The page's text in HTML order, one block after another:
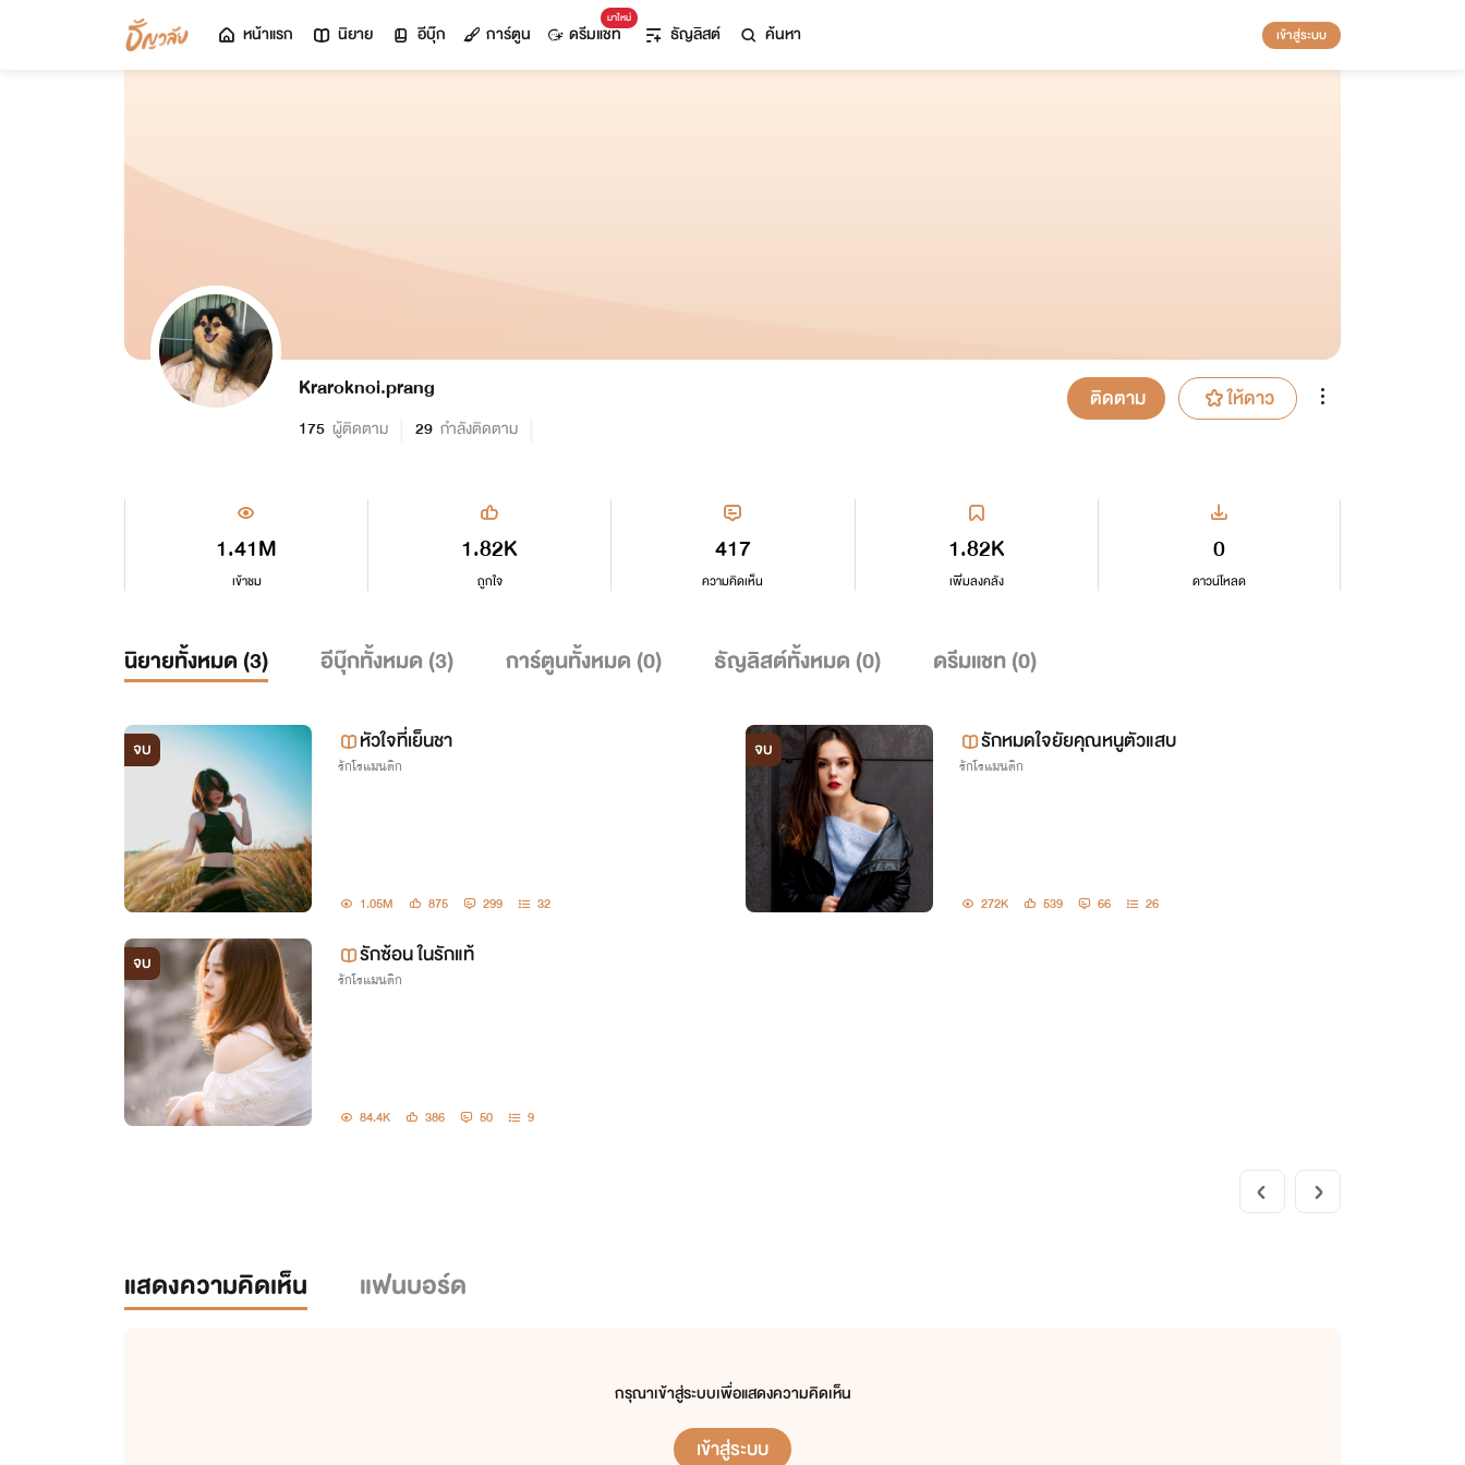
หน้าแรก นิยาย อีบุ๊ก การ์ตูน
มาใหม่
ดรีมแชท ธัญลิสต์ ค้นหา เข้าสู่ระบบ
Kraroknoi.prang
175 ผู้ติดตาม 29 กำลังติดตาม
ติดตาม ให้ดาว
1.41M
เข้าชม
1.82K
เพิ่มลงคลัง
1.82K
ถูกใจ
0
ดาวน์โหลด
417
ความคิดเห็น
นิยายทั้งหมด (3) อีบุ๊กทั้งหมด (3) การ์ตูนทั้งหมด (0) ธัญลิสต์ทั้งหมด (0) ดรีมแชท (0)
จบ หัวใจที่เย็นชา
รักโรแมนติก
1.05M 875 299 32
จบ รักหมดใจยัยคุณหนูตัวแสบ
รักโรแมนติก
272K 539 66 26
จบ รักซ้อน ในรักแท้
รักโรแมนติก
84.4K 386 50 9
แสดงความคิดเห็น แฟนบอร์ด
กรุณาเข้าสู่ระบบเพื่อแสดงความคิดเห็น
เข้าสู่ระบบ